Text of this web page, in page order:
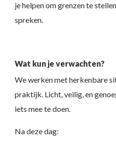
je helpen om grenzen te
spreken.
Wat kun je verwachten?
We werken met herkenbare
praktijk. Licht, veilig, en
iets mee te doen.
Na deze dag: